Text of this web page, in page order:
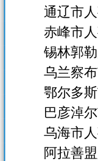
通辽市人
赤峰市人
锡林郭勒
乌兰察布
鄂尔多斯
巴彦淖尔
乌海市人
阿拉善盟